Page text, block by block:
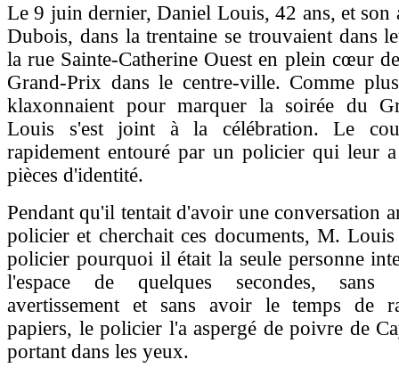
Le 9 juin dernier, Daniel Louis, 42 ans, et son
Dubois, dans la trentaine se trouvaient dans
la rue Sainte-Catherine Ouest en plein cœur
Grand-Prix dans le centre-ville. Comme
klaxonnaient pour marquer la soirée du
Louis s'est joint à la célébration. Le
rapidement entouré par un policier qui leur a
pièces d'identité.
Pendant qu'il tentait d'avoir une conversation
policier et cherchait ces documents, M.
policier pourquoi il était la seule personne
l'espace de quelques secondes, sans
avertissement et sans avoir le temps de
papiers, le policier l'a aspergé de poivre de
portant dans les yeux.